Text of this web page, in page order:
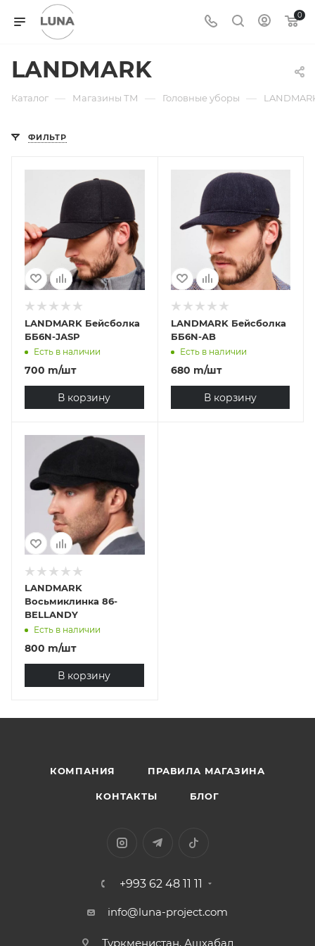
0
LANDMARK
Каталог — Магазины ТМ — Головные уборы —
ФИЛЬТР
LANDMARK Бейсболка
ББ6N-JASP
Есть в наличии
700 m/шт
В корзину
LANDMARK Бейсболка
ББ6N-AB
Есть в наличии
680 m/шт
В корзину
LANDMARK
Восьмиклинка 86-
BELLANDY
Есть в наличии
800 m/шт
В корзину
КОМПАНИЯ ПРАВИЛА МАГАЗИНА
КОНТАКТЫ БЛОГ
+993 62 48 11 11
info@luna-project.com
Туркменистан, Ашхабад